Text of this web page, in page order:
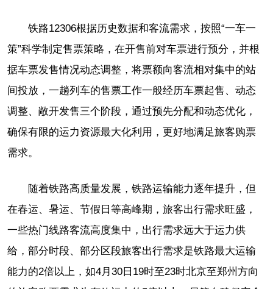
铁路12306根据历史数据和客流需求，按照“一车一
策”科学制定售票策略，在开售前对车票进行预分，并根
据车票发售情况动态调整，将票额向客流相对集中的站
间投放，一趟列车的售票工作一般经历车票起售、动态
调整、敞开发售三个阶段，通过预先分配和动态优化，
确保有限的运力资源最大化利用，更好地满足旅客购票
需求。
随着铁路高质量发展，铁路运输能力逐年提升，但
在春运、暑运、节假日等高峰期，旅客出行需求旺盛，
一些热门线路客流高度集中，出行需求远大于运力供
给，部分时段、部分区段旅客出行需求是铁路最大运输
能力的2倍以上，如4月30日19时至23时北京至郑州方向